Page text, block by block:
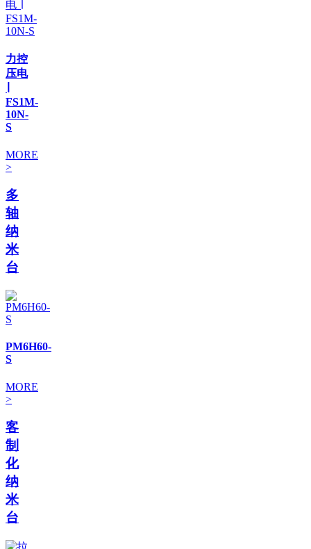
力控
压电
FS1M-
10N-
S
MORE
>
多
轴
纳
米
台
PM6H60-
S
MORE
>
客
制
化
纳
米
台